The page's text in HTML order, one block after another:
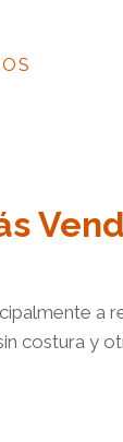
a
costura y